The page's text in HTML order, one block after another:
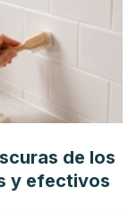
de los
y efectivos